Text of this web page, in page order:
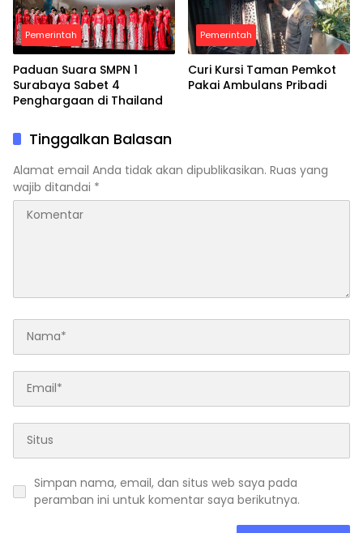
Pemerintah
Paduan Suara SMPN 1
Surabaya Sabet 4
Penghargaan di Thailand
Pemerintah
Curi Kursi Taman Pemkot
Pakai Ambulans Pribadi
Tinggalkan Balasan
Alamat email Anda tidak akan dipublikasikan. Ruas yang
wajib ditandai *
Simpan nama, email, dan situs web saya pada
peramban ini untuk komentar saya berikutnya.